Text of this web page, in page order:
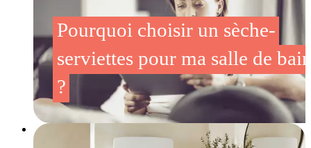
Pourquoi choisir un sèche-
serviettes pour ma salle de
?